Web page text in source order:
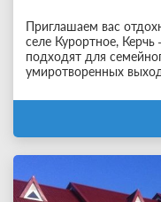
Приглашаем вас
селе Курортное,
подходят для
умиротворенных